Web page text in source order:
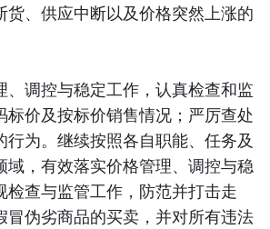
货、供应中断以及价格突然上涨的
、调控与稳定工作，认真检查和监
标价及按标价销售情况；严厉查处
行为。继续按照各自职能、任务及
域，有效落实价格管理、调控与稳
检查与监管工作，防范并打击走
冒伪劣商品的买卖，并对所有违法